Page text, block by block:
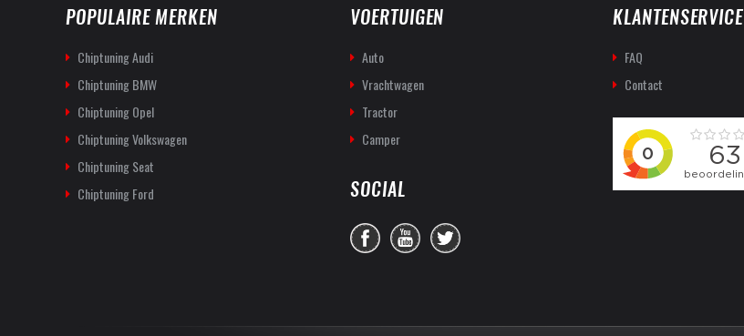
POPULAIRE MERKEN
Chiptuning Audi
Chiptuning BMW
Chiptuning Opel
Chiptuning Volkswagen
Chiptuning Seat
Chiptuning Ford
VOERTUIGEN
Auto
Vrachtwagen
Tractor
Camper
SOCIAL
KLANTENSERVICE
FAQ
Contact